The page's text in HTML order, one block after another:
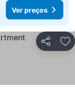
Ver preços
Partilhar